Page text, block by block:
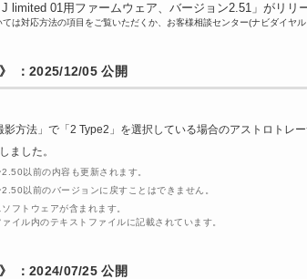
limited 01用ファームウェア、バージョン2.51」がリリ
は対応方法の項目をご覧いただくか、お客様相談センター(ナビダイヤ
：2025/12/05 公開
方法」で「2 Type2」を選択している場合のアストロトレ
ました。
以前の内容も更新されます。
以前のバージョンに戻すことはできません。
フトウェアが含まれます。
イル内のテキストファイルに記載されています。
：2024/07/25 公開